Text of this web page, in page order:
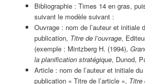
Bibliographie : Times 14 en gras,
suivant le modèle suivant :
Ouvrage : nom de l’auteur et initiale
publication, Titre de l’ouvrage,
(exemple : Mintzberg H. (1994),
la planification stratégique, Dunod,
Article : nom de l’auteur et initiale
publication « Titre de l’article », Titre